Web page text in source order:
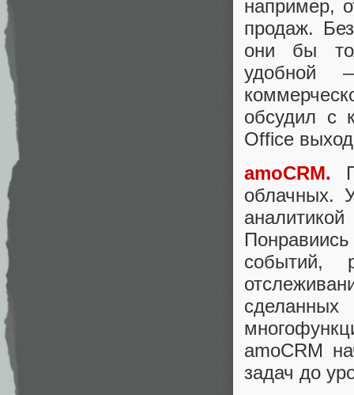
например,
продаж.
они бы
удобной
обсудил с
Office
amoCRM.
облачных.
событий,
amoCRM
задач до